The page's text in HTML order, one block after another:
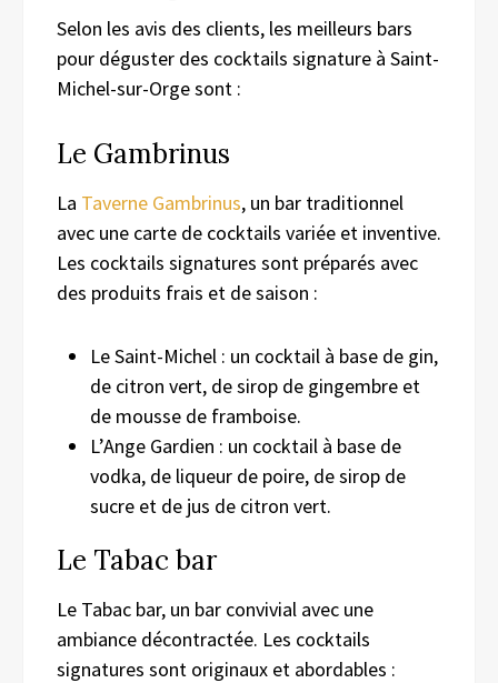
Selon les avis des clients, les meilleurs bars
pour déguster des cocktails signature à Saint-
Michel-sur-Orge sont :
Le Gambrinus
La Taverne Gambrinus, un bar traditionnel
avec une carte de cocktails variée et inventive.
Les cocktails signatures sont préparés avec
des produits frais et de saison :
Le Saint-Michel : un cocktail à base de gin,
de citron vert, de sirop de gingembre et
de mousse de framboise.
L’Ange Gardien : un cocktail à base de
vodka, de liqueur de poire, de sirop de
sucre et de jus de citron vert.
Le Tabac bar
Le Tabac bar, un bar convivial avec une
ambiance décontractée. Les cocktails
signatures sont originaux et abordables :